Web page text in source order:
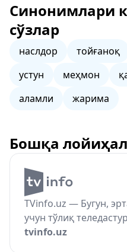
Синонимлари
сўзлар
наслдор тойғаноқ
устун
меҳмон
аламли
жарима
Бошқа
TVinfo.uz — Бугун,
учун тўлиқ
tvinfo.uz